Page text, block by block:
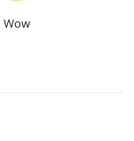
Wow